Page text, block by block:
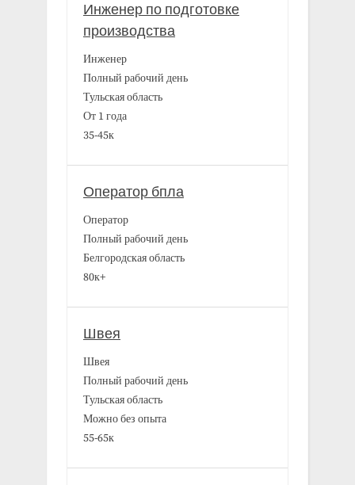
Инженер по подготовке
производства
Инженер
Полный рабочий день
Тульская область
От 1 года
35-45к
Оператор бпла
Оператор
Полный рабочий день
Белгородская область
80к+
Швея
Швея
Полный рабочий день
Тульская область
Можно без опыта
55-65к